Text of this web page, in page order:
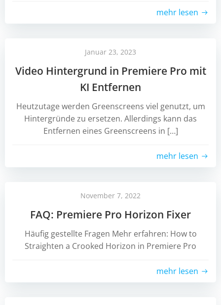
mehr lesen
Januar 23, 2023
Video Hintergrund in Premiere Pro mit
KI Entfernen
Heutzutage werden Greenscreens viel genutzt, um
Hintergründe zu ersetzen. Allerdings kann das
Entfernen eines Greenscreens in […]
mehr lesen
November 7, 2022
FAQ: Premiere Pro Horizon Fixer
Häufig gestellte Fragen Mehr erfahren: How to
Straighten a Crooked Horizon in Premiere Pro
mehr lesen